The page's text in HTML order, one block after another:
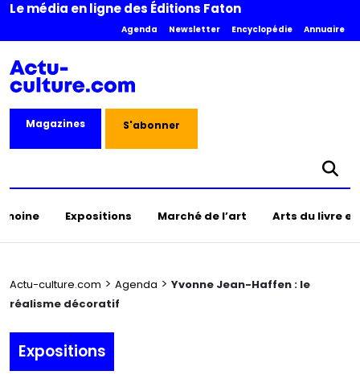
Le média en ligne des Éditions Faton
Agenda Newsletter Encyclopédie Annuaire
Magazines S'abonner
Expositions Marché de l’art Arts du livre
Actu-culture.com > Agenda > Yvonne Jean-Haffen : le
réalisme décoratif
Expositions